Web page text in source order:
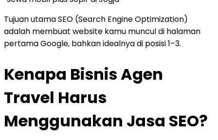
Tujuan utama SEO (Search Engine Optimization)
adalah membuat website kamu muncul di halaman
pertama Google, bahkan idealnya di posisi 1–3.
Kenapa Bisnis Agen
Travel Harus
Menggunakan Jasa SEO?